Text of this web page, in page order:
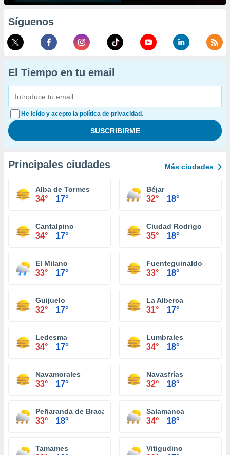
Síguenos
El Tiempo en tu email
He leído y acepto la política de privacidad.
Principales ciudades Más ciudades
Alba de Tormes
34° 17°
Béjar
32° 18°
Cantalpino
34° 17°
Ciudad Rodrigo
35° 18°
El Milano
33° 17°
Fuenteguinaldo
33° 18°
Guijuelo
32° 17°
La Alberca
31° 17°
Ledesma
34° 17°
Lumbrales
34° 18°
Navamorales
33° 17°
Navasfrías
32° 18°
Peñaranda de Bracamonte
33° 18°
Salamanca
34° 18°
Tamames Vitigudino